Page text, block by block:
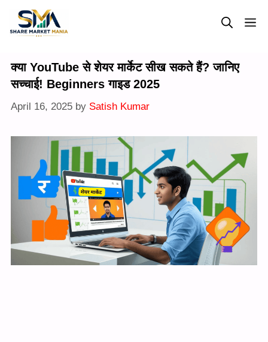
content
क्या YouTube से शेयर मार्केट सीख सकते हैं? जानिए
सच्चाई! Beginners गाइड 2025
April 16, 2025 by Satish Kumar